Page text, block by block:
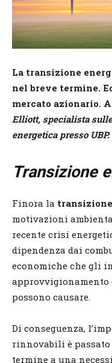
La transizione
nel breve termine.
mercato azionario.
Elliott, specialista
energetica presso UBP.
Transizione
Finora la
motivazioni
recente crisi
dipendenza dai
economiche che gli
approvvigionamento
possono causare.
Di conseguenza,
rinnovabili è passato
termine a una